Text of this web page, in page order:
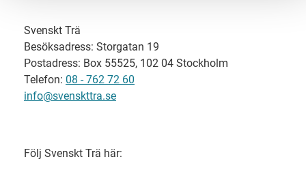
Svenskt Trä
Besöksadress: Storgatan 19
Postadress: Box 55525, 102 04 Stockholm
Telefon: 08 - 762 72 60
info@svenskttra.se
Följ Svenskt Trä här: